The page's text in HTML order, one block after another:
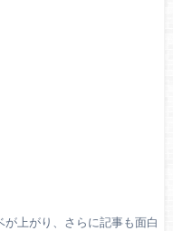
上がり、さらに記事も面白